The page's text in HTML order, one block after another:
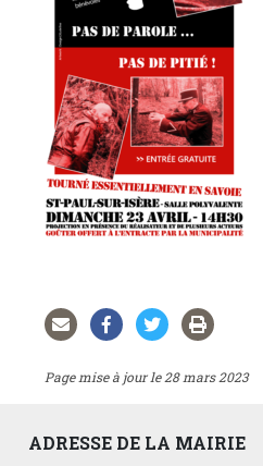
Page mise à jour le 28 mars 2023
ADRESSE DE LA MAIRIE